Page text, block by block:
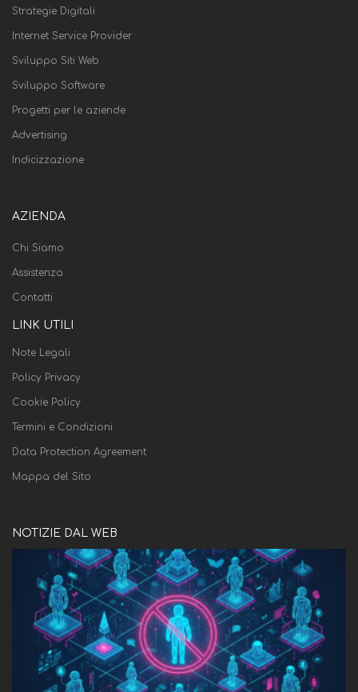
Strategie Digitali
Internet Service Provider
Sviluppo Siti Web
Sviluppo Software
Progetti per le aziende
Advertising
Indicizzazione
AZIENDA
Chi Siamo
Assistenza
Contatti
LINK UTILI
Note Legali
Policy Privacy
Cookie Policy
Termini e Condizioni
Data Protection Agreement
Mappa del Sito
NOTIZIE DAL WEB